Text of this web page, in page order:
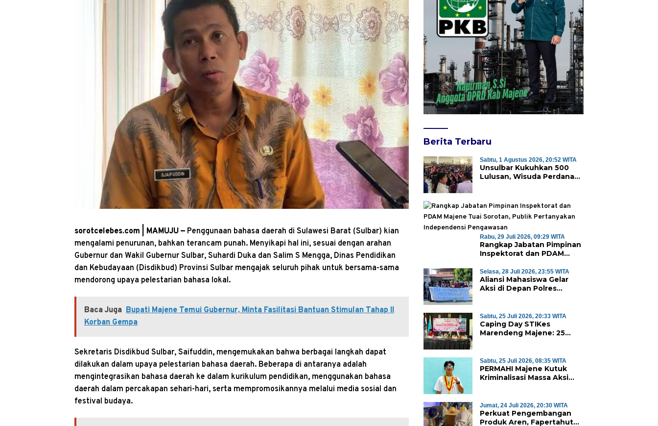
sorotcelebes.com | MAMUJU — Penggunaan bahasa daerah di Sulawesi Barat (Sulbar) kian
mengalami penurunan, bahkan terancam punah. Menyikapi hal ini, sesuai dengan arahan
Gubernur dan Wakil Gubernur Sulbar, Suhardi Duka dan Salim S Mengga, Dinas Pendidikan
dan Kebudayaan (Disdikbud) Provinsi Sulbar mengajak seluruh pihak untuk bersama-sama
mendorong upaya pelestarian bahasa lokal.
Baca Juga Bupati Majene Temui Gubernur, Minta Fasilitasi Bantuan Stimulan Tahap II
Korban Gempa
Sekretaris Disdikbud Sulbar, Saifuddin, mengemukakan bahwa berbagai langkah dapat
dilakukan dalam upaya pelestarian bahasa daerah. Beberapa di antaranya adalah
mengintegrasikan bahasa daerah ke dalam kurikulum pendidikan, menggunakan bahasa
daerah dalam percakapan sehari-hari, serta mempromosikannya melalui media sosial dan
festival budaya.
Berita Terbaru
Sabtu, 1 Agustus 2026, 20:52 WITA
Unsulbar Kukuhkan 500
Lulusan, Wisuda Perdana
Rabu, 29 Juli 2026, 09:29 WITA
Rangkap Jabatan Pimpinan
Inspektorat dan PDAM
Publik Pertanyakan
Independensi Pengawasan
Selasa, 28 Juli 2026, 23:55 WITA
Aliansi Mahasiswa Gelar
Aksi di Depan Polres
Mamasa
Sabtu, 25 Juli 2026, 20:33 WITA
Caping Day STIKes
Marendeng Majene: 25
Klinik Perdana
Sabtu, 25 Juli 2026, 08:35 WITA
PERMAHI Majene Kutuk
Kriminalisasi Massa Aksi
Bebaskan Dua Warga yang
Ditangkap
Jumat, 24 Juli 2026, 20:30 WITA
Perkuat Pengembangan
Produk Aren, Fapertahut